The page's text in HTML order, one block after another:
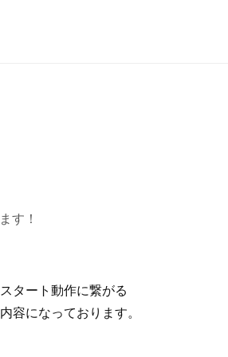
す！
タート動作に繋がる
容になっております。